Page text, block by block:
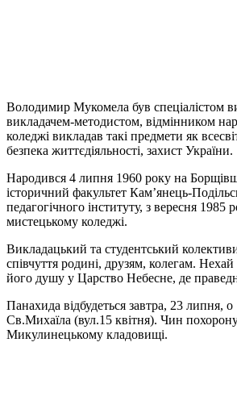
Володимир Мукомела був спеціалістом
викладачем-методистом, відмінником
коледжі викладав такі предмети як
безпека життєдіяльності, захист України.
Народився 4 липня 1960 року на
історичний факультет Кам’янець-
педагогічного інституту, з вересня 1985
мистецькому коледжі.
Викладацький та студентський
співчуття родині, друзям, колегам.
його душу у Царство Небесне, де
Панахида відбудеться завтра, 23 липня, о
Св.Михаїла (вул.15 квітня). Чин
Микулинецькому кладовищі.